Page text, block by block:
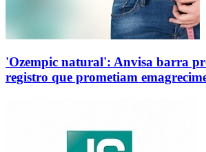
'Ozempic natural': Anvisa barra
registro que prometiam